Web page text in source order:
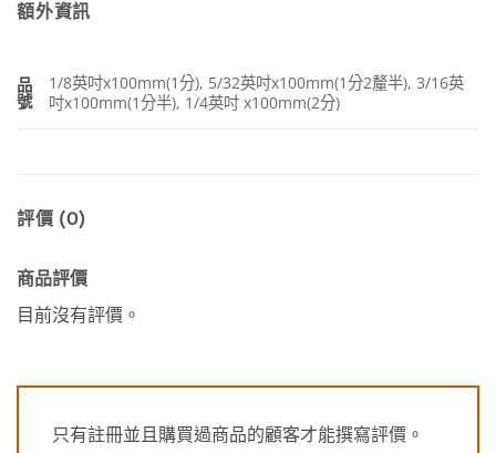
額外資訊
品
號
1/8英吋x100mm(1分), 5/32英吋x100mm(1分2釐半), 3/16英
吋x100mm(1分半), 1/4英吋 x100mm(2分)
評價 (0)
商品評價
目前沒有評價。
只有註冊並且購買過商品的顧客才能撰寫評價。